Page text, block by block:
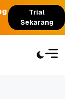
Trial
Sekarang